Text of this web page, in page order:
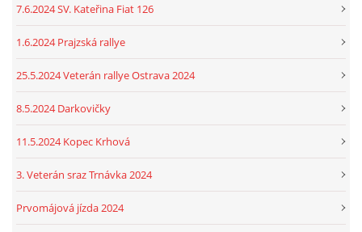
7.6.2024 SV. Kateřina Fiat 126
1.6.2024 Prajzská rallye
25.5.2024 Veterán rallye Ostrava 2024
8.5.2024 Darkovičky
11.5.2024 Kopec Krhová
3. Veterán sraz Trnávka 2024
Prvomájová jízda 2024